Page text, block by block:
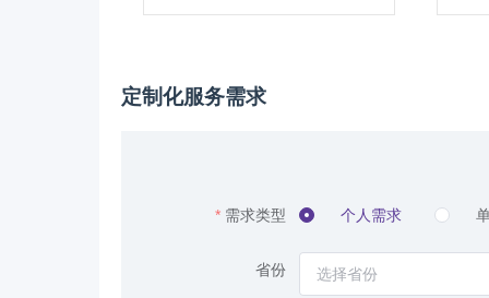
定制化服务需求
需求类型 个人需求 单
省份 选择省份